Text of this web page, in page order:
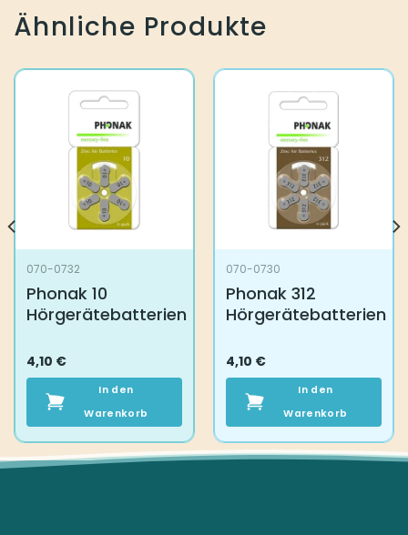
Ähnliche Produkte
070-0732
Phonak 10
Hörgerätebatterien
4,10 €
In den
Warenkorb
070-0730
Phonak 312
Hörgerätebatterien
4,10 €
In den
Warenkorb